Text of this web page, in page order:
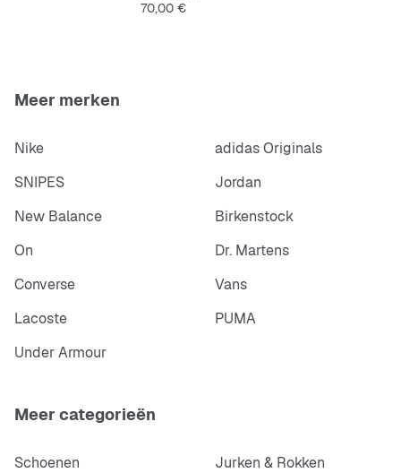
Prijs
70,00 €
Meer merken
Nike
adidas Originals
SNIPES
Jordan
New Balance
Birkenstock
On
Dr. Martens
Converse
Vans
Lacoste
PUMA
Under Armour
Meer categorieën
Schoenen
Jurken & Rokken